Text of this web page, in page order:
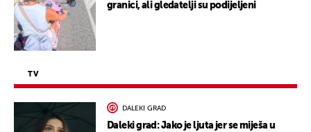
granici, ali gledatelji su podijeljeni
TV
DALEKI GRAD
Daleki grad: Jako je ljuta jer se miješa u